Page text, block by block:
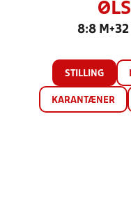
8:8
STILLING
KARANTÆNER